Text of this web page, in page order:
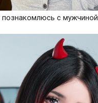
познакомлюсь с мужчиной